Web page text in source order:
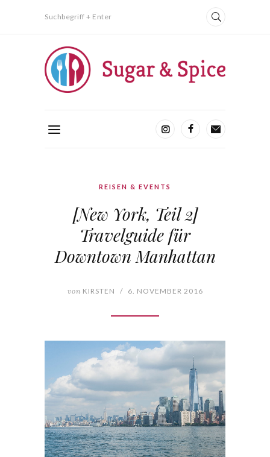
Suchbegriff + Enter
REISEN & EVENTS
[New York, Teil 2]
Travelguide für
Downtown Manhattan
von KIRSTEN / 6. NOVEMBER 2016